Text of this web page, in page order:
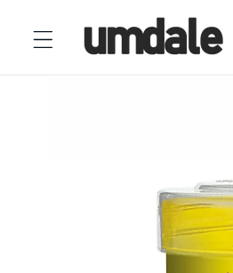
directamente
al contenido